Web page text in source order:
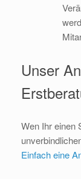
Unser
Wen Ihr einen
Einfach eine